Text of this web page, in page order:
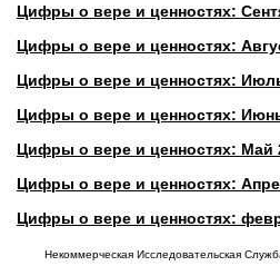
Цифры о вере и ценностях:
Цифры о вере и ценностях:
Цифры о вере и ценностях:
Цифры о вере и ценностях:
Цифры о вере и ценностях: Май
Цифры о вере и ценностях:
Цифры о вере и ценностях:
Некоммерческая Исследовательская